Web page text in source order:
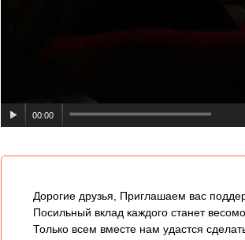
00:00
Дорогие друзья, Приглашаем вас
Посильный вклад каждого станет
Только всем вместе нам удастся